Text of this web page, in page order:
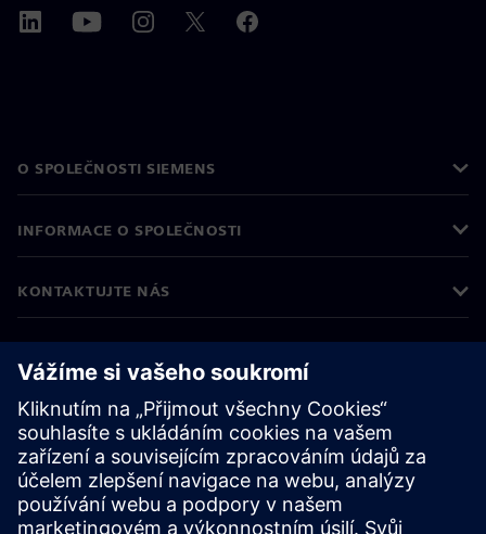
O SPOLEČNOSTI SIEMENS
INFORMACE O SPOLEČNOSTI
KONTAKTUJTE NÁS
©Siemens2026
Informace o firmě